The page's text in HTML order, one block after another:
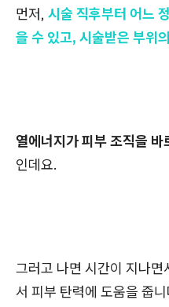
먼저, 시술 직후부터 어느
을 수 있고, 시술받은 부위
열에너지가 피부 조직을 바
인데요.
그러고 나면 시간이 지나
서 피부 탄력에 도움을 줍